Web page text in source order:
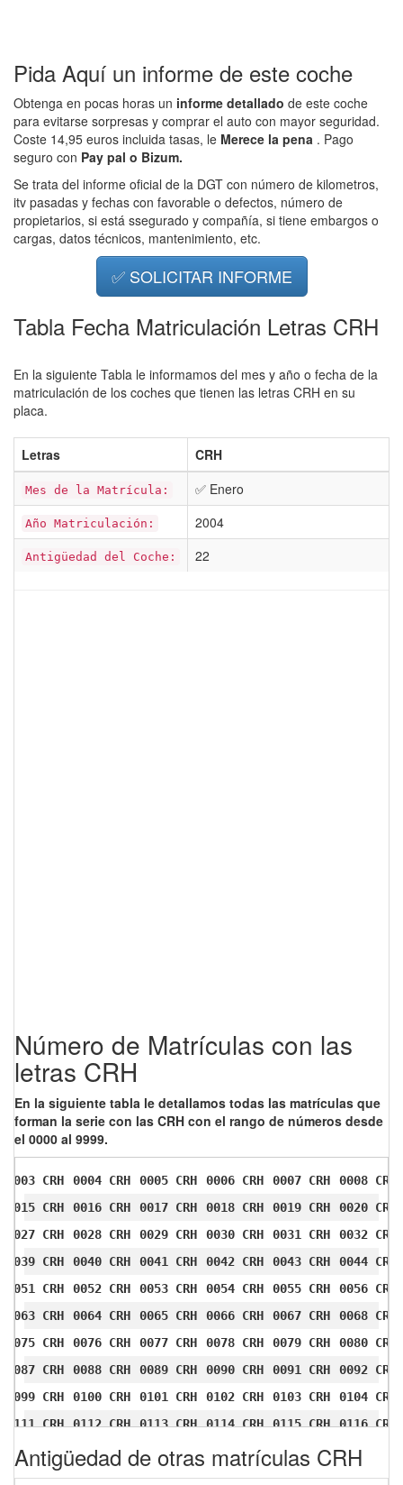
Pida Aquí un informe de este coche
Obtenga en pocas horas un informe detallado de este coche
para evitarse sorpresas y comprar el auto con mayor seguridad.
Coste 14,95 euros incluida tasas, le Merece la pena . Pago
seguro con Pay pal o Bizum.
Se trata del informe oficial de la DGT con número de kilometros,
itv pasadas y fechas con favorable o defectos, número de
propietarios, si está ssegurado y compañía, si tiene embargos o
cargas, datos técnicos, mantenimiento, etc.
✅ SOLICITAR INFORME
Tabla Fecha Matriculación Letras CRH
En la siguiente Tabla le informamos del mes y año o fecha de la
matriculación de los coches que tienen las letras CRH en su
placa.
Letras CRH
Mes de la Matrícula: ✅ Enero
Año Matriculación: 2004
Antigüedad del Coche: 22
Número de Matrículas con las
letras CRH
En la siguiente tabla le detallamos todas las matrículas que
forman la serie con las CRH con el rango de números desde
el 0000 al 9999.
0003 CRH 0004 CRH 0005 CRH 0006 CRH 0007 CRH
0008 CRH
0015 CRH
0016 CRH 0017 CRH 0018 CRH 0019 CRH
0020 CRH
0027 CRH
0028 CRH 0029 CRH 0030 CRH 0031 CRH
0032 CRH
0039 CRH
0040 CRH 0041 CRH 0042 CRH 0043 CRH
0044 CRH
0051 CRH
0052 CRH 0053 CRH 0054 CRH 0055 CRH
0056 CRH
0063 CRH
0064 CRH 0065 CRH 0066 CRH 0067 CRH
0068 CRH
0075 CRH
0076 CRH 0077 CRH 0078 CRH 0079 CRH
0080 CRH
0087 CRH
0088 CRH 0089 CRH 0090 CRH 0091 CRH
0092 CRH
0099 CRH
0100 CRH 0101 CRH 0102 CRH 0103 CRH
0104 CRH
0111 CRH
0112 CRH 0113 CRH 0114 CRH 0115 CRH
0116 CRH
0123 CRH
0124 CRH 0125 CRH 0126 CRH 0127 CRH
0128 CRH
0135 CRH
0136 CRH 0137 CRH 0138 CRH 0139 CRH
0140 CRH
Antigüedad de otras matrículas CRH